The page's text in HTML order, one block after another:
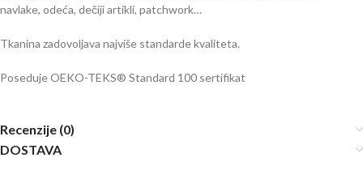
navlake, odeća, dečiji artikli, patchwork…
Tkanina zadovoljava najviše standarde kvaliteta.
Poseduje OEKO-TEKS® Standard 100 sertifikat
Recenzije (0)
DOSTAVA